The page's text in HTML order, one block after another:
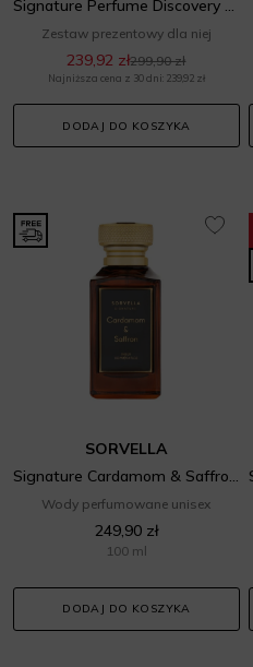
Signature Perfume Discovery Set
Zestaw prezentowy dla niej
239,92 zł299,90 zł
Najniższa cena z 30 dni: 239,92 zł
DODAJ DO KOSZYKA
SORVELLA
Signature Cardamom & Saffron Parfum
Wody perfumowane unisex
249,90 zł
100 ml
DODAJ DO KOSZYKA